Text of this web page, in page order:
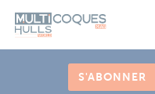
S'ABONNER